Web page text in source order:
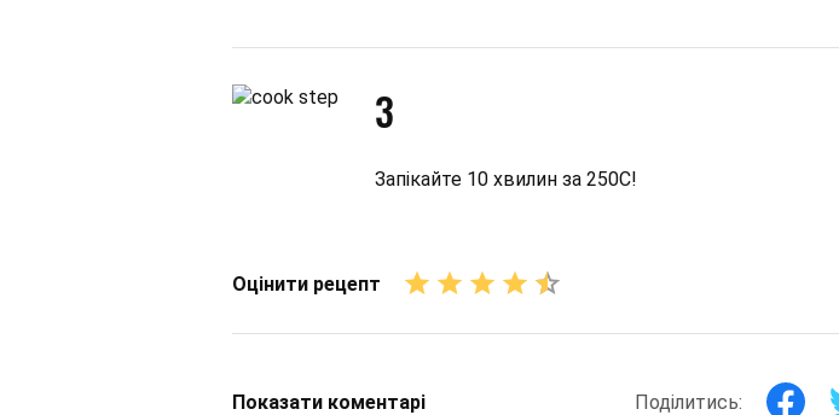
3
Запікайте 10 хвилин за 250С!
Оцінити рецепт
Показати коментарі Поділитись: